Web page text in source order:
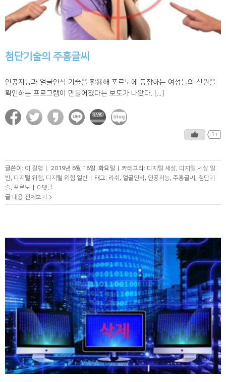
첨단기술의 주홍글씨
인공지능과 얼굴인식 기술을 활용해 포르노에 등장하는 여성들의 신원을
확인하는 프로그램이 만들어졌다는 보도가 나왔다. [...]
1+
글쓴이: 이 길형 | 2019년 6월 18일. 화요일 | 카테고리: 디지털 세상 디지털 세상 일
반 디지털 위험 디지털 위험 일반 | 태그: 리쉬 얼굴인식 인공지능 주홍글씨
첨단기
술
포르노 | 0 댓글
글 내용 전체보기